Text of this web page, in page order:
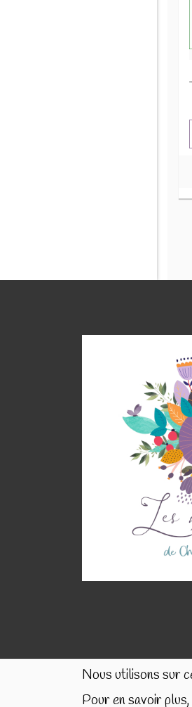
Nous utilisons sur
Pour en savoir